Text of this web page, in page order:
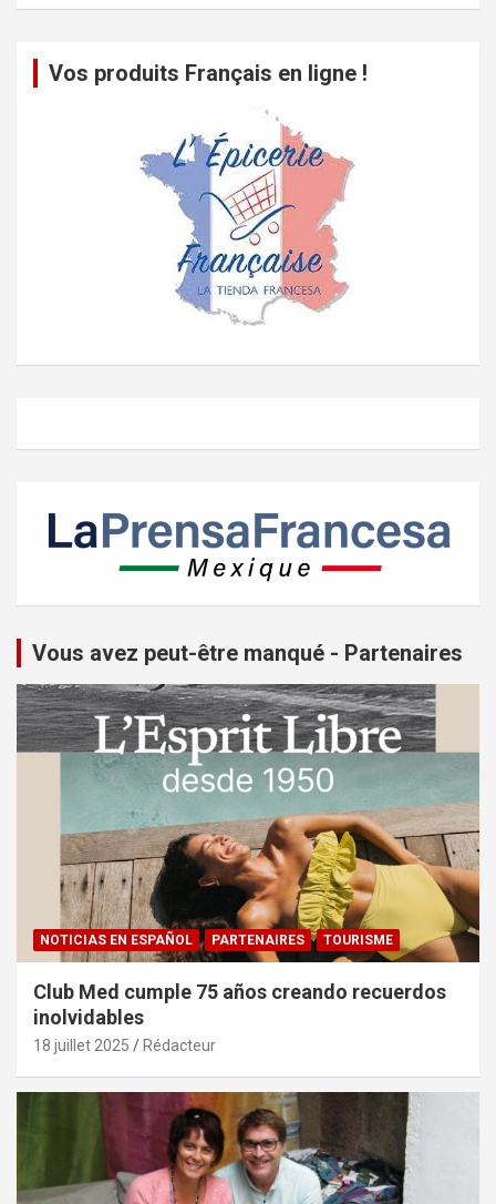
Vos produits Français en ligne !
Vous avez peut-être manqué - Partenaires
NOTICIAS EN ESPAÑOL PARTENAIRES TOURISME
Club Med cumple 75 años creando recuerdos
inolvidables
18 juillet 2025 Rédacteur